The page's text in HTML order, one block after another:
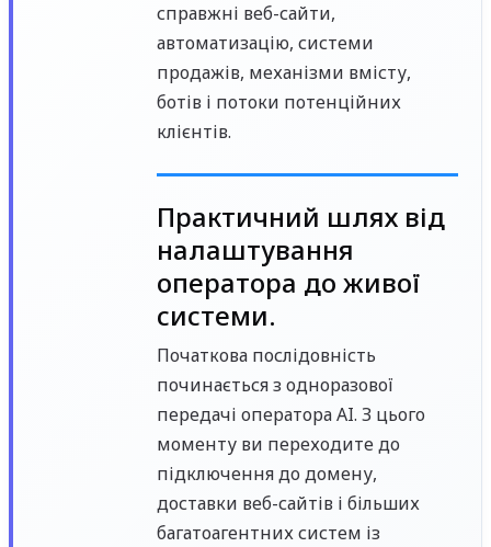
справжні веб-сайти,
автоматизацію, системи
продажів, механізми вмісту,
ботів і потоки потенційних
клієнтів.
Практичний шлях від
налаштування
оператора до живої
системи.
Початкова послідовність
починається з одноразової
передачі оператора AI. З цього
моменту ви переходите до
підключення до домену,
доставки веб-сайтів і більших
багатоагентних систем із